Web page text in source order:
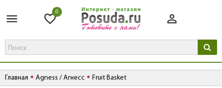
0
Главная Agness / Агнесс Fruit Basket